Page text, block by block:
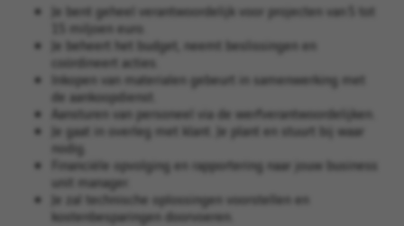
Je bent geheel verantwoordelijk voor projecten van 5 tot
15 miljoen euro.
Je beheert het budget, neemt beslissingen en
coördineert acties.
Inkopen van materialen gebeurt in samenwerking met
de aankoopdienst.
Aansturen van personeel via de werfverantwoordelijken.
Je gaat in overleg met klant. Je plant en stuurt bij waar
nodig.
Financiële opvolging en rapportering naar jouw business
unit manager.
Je zal technische oplossingen voorstellen en
kostenbesparingen doorvoeren.